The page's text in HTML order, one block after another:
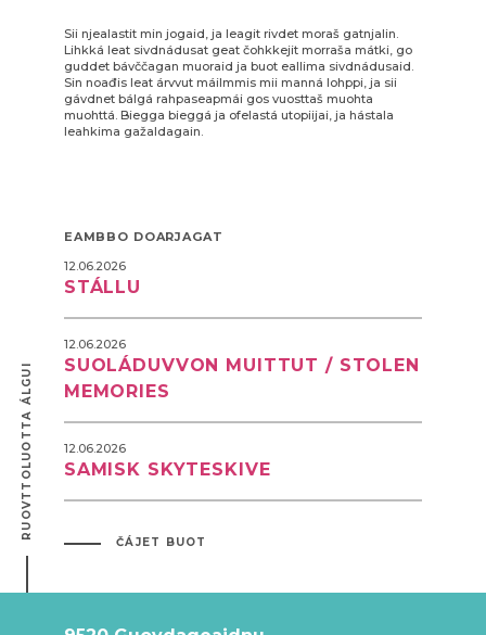
Sii njealastit min jogaid, ja leagit rivdet moraš gatnjalin.
Lihkká leat sivdnádusat geat čohkkejit morraša mátki, go
guddet bávččagan muoraid ja buot eallima sivdnádusaid.
Sin noađis leat árvvut máilmmis mii manná lohppi, ja sii
gávdnet bálgá rahpaseapmái gos vuosttaš muohta
muohttá. Biegga bieggá ja ofelastá utopiijai, ja hástala
leahkima gažaldagain.
EAMBBO DOARJAGAT
12.06.2026
STÁLLU
12.06.2026
SUOLÁDUVVON MUITTUT / STOLEN
MEMORIES
12.06.2026
SAMISK SKYTESKIVE
ČÁJET BUOT
RUOVTTOLUOTTA ÁLGUI